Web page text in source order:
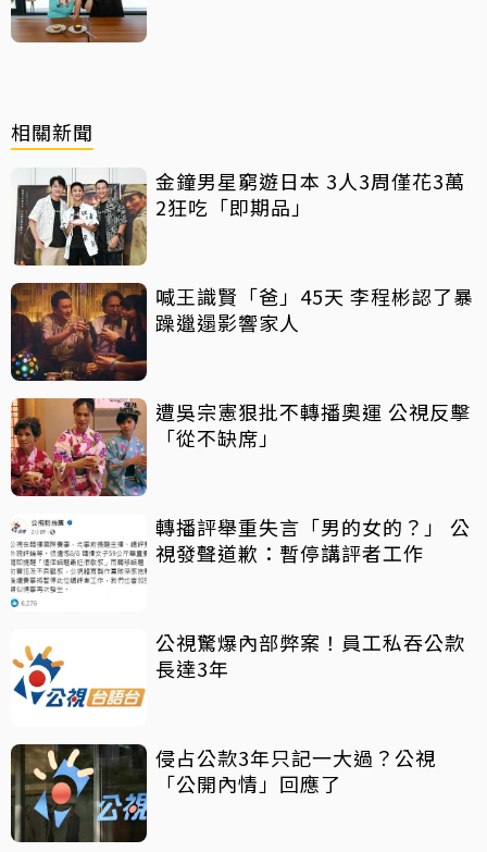
相關新聞
金鐘男星窮遊日本 3人3周僅花3萬
2狂吃「即期品」
喊王識賢「爸」45天 李程彬認了暴
躁邋遢影響家人
遭吳宗憲狠批不轉播奧運 公視反擊
「從不缺席」
轉播評舉重失言「男的女的？」 公
視發聲道歉：暫停講評者工作
公視驚爆內部弊案！員工私吞公款
長達3年
侵占公款3年只記一大過？公視
「公開內情」回應了